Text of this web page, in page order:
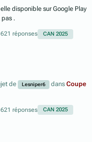
disponible sur Google Play
pas .
621 réponses CAN 2025
de Lesniper6 dansCoupe
621 réponses CAN 2025